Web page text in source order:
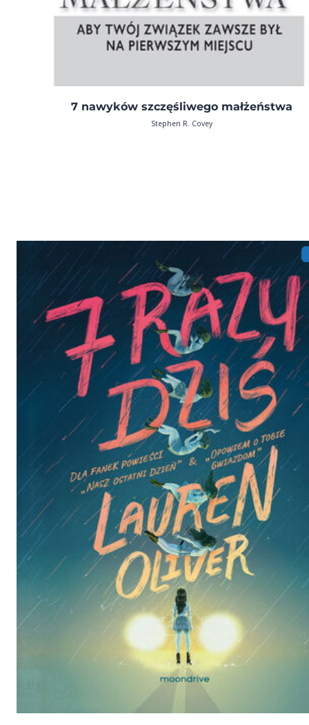
7 nawyków szczęśliwego małżeństwa
Stephen R. Covey